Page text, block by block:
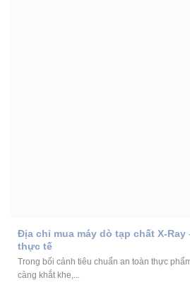
Địa chỉ mua máy dò tạp chất X-Ray
thực tế
Trong bối cảnh tiêu chuẩn an toàn thực
càng khắt khe,...